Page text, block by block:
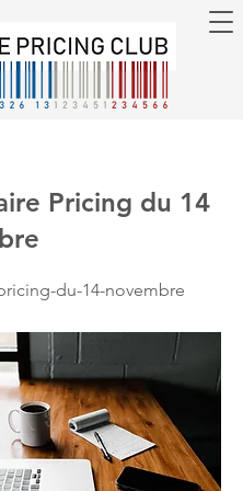
Pricing du 14
du-14-novembre